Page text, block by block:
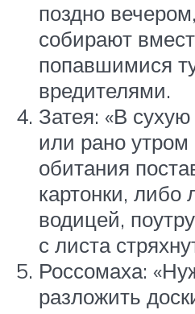
поздно
собирают
попавшимися
вредителями.
Затея: «В
или рано утром
обитания
картонки, либо
водицей,
с листа
Россомаха:
разложить